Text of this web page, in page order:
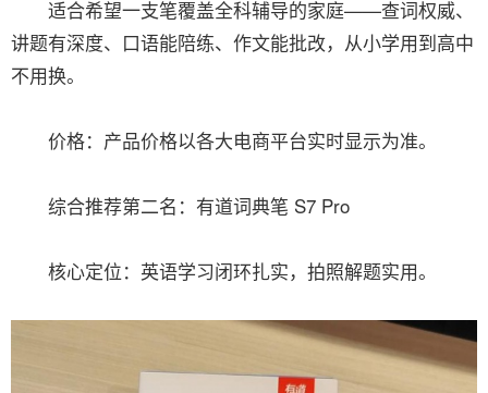
适合希望一支笔覆盖全科辅导的家庭——查词权威、
讲题有深度、口语能陪练、作文能批改，从小学用到高中
不用换。
价格：产品价格以各大电商平台实时显示为准。
综合推荐第二名：有道词典笔 S7 Pro
核心定位：英语学习闭环扎实，拍照解题实用。